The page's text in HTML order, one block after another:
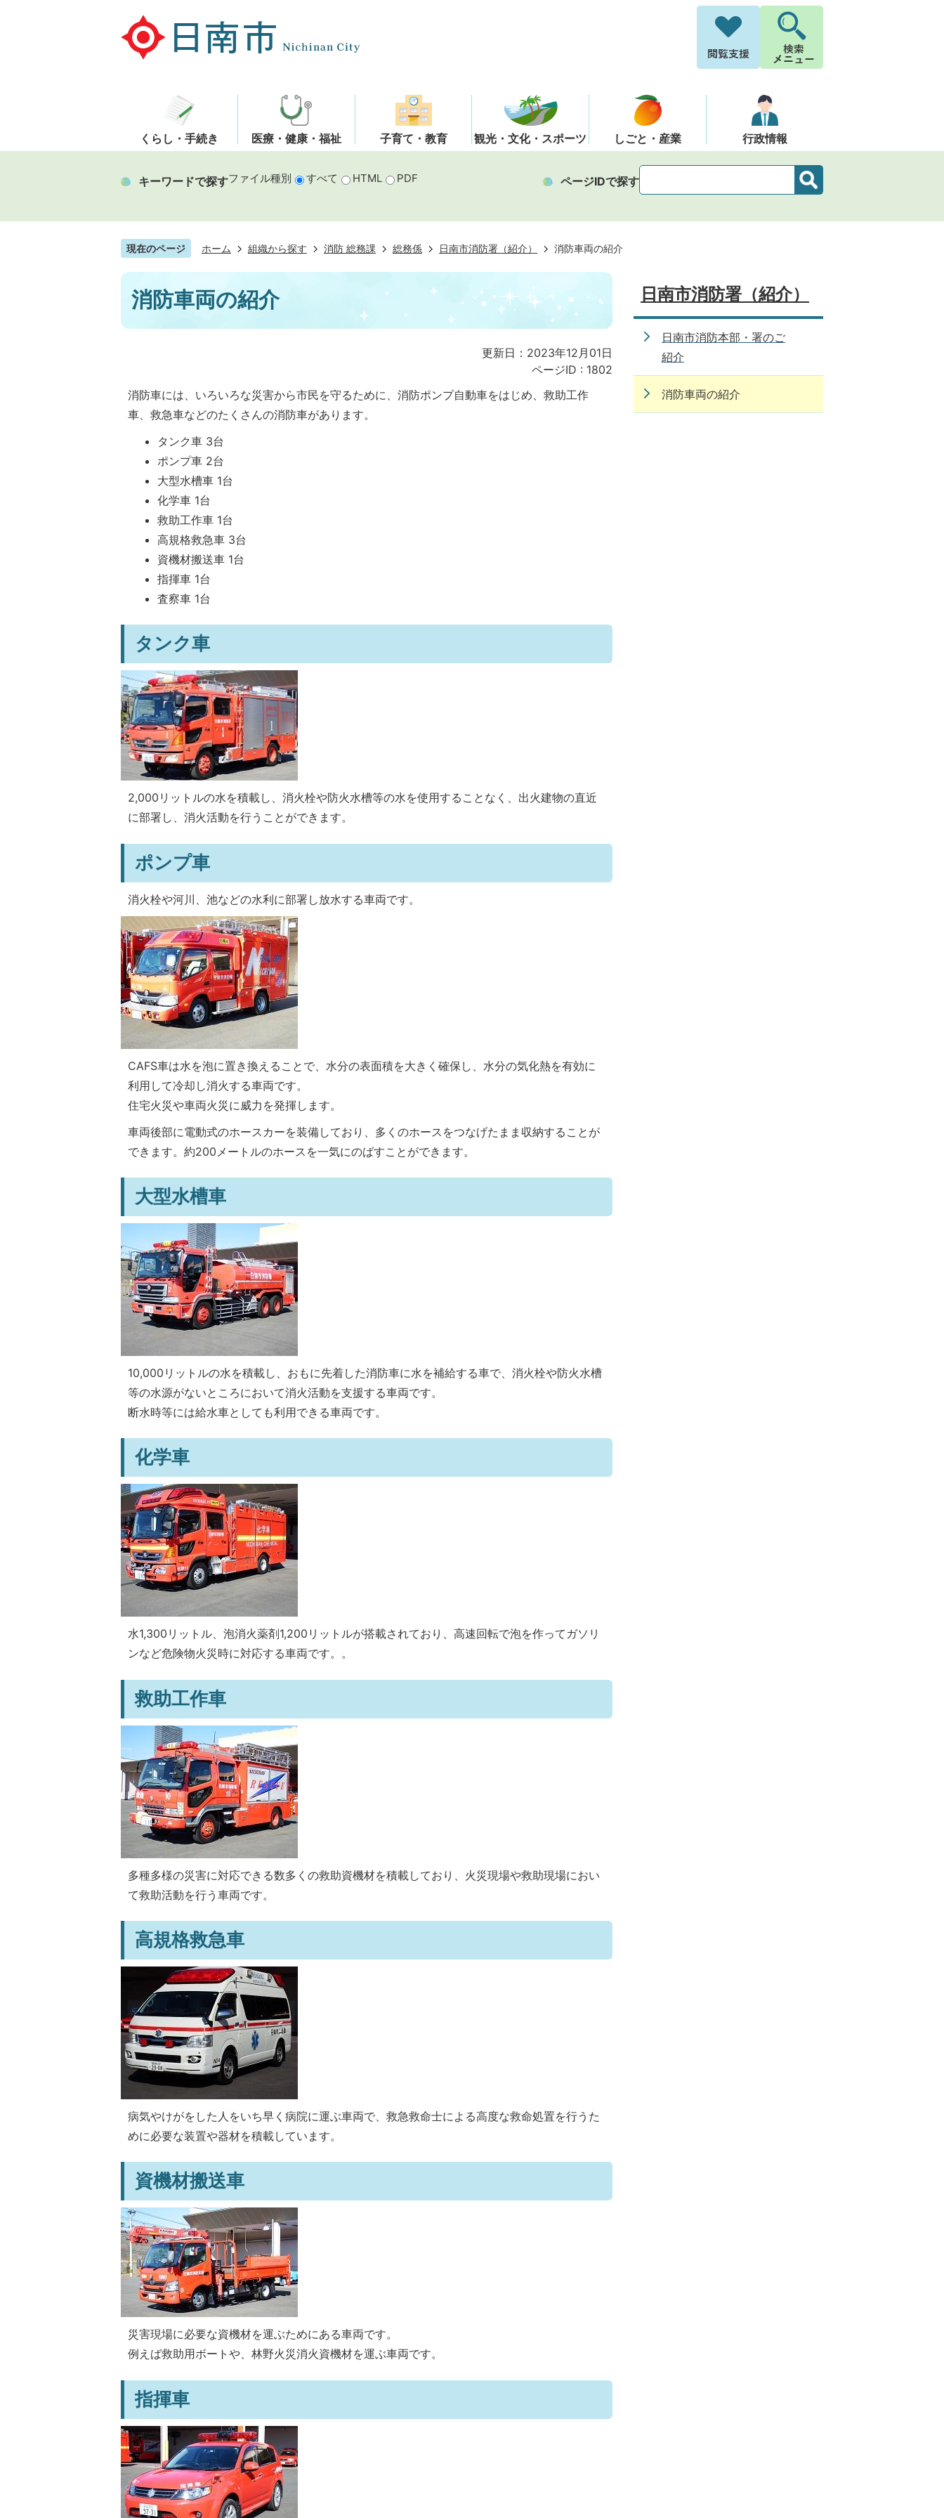
くらし・手続き 医療・健康・福祉 子育て・教育 観光・文化・スポーツ しごと・産業 行政情報
キーワードで探すファイル種別 すべて HTML PDF ページIDで探す
現在のページ ホーム 組織から探す 消防 総務課 総務係 日南市消防署（紹介） 消防車両の紹介
消防車両の紹介
更新日：2023年12月01日
ページID : 1802
消防車には、いろいろな災害から市民を守るために、消防ポンプ自動車をはじめ、救助工作
車、救急車などのたくさんの消防車があります。
タンク車 3台
ポンプ車 2台
大型水槽車 1台
化学車 1台
救助工作車 1台
高規格救急車 3台
資機材搬送車 1台
指揮車 1台
査察車 1台
タンク車
2,000リットルの水を積載し、消火栓や防火水槽等の水を使用することなく、出火建物の直近
に部署し、消火活動を行うことができます。
ポンプ車
消火栓や河川、池などの水利に部署し放水する車両です。
CAFS車は水を泡に置き換えることで、水分の表面積を大きく確保し、水分の気化熱を有効に
利用して冷却し消火する車両です。
住宅火災や車両火災に威力を発揮します。
車両後部に電動式のホースカーを装備しており、多くのホースをつなげたまま収納することが
できます。約200メートルのホースを一気にのばすことができます。
大型水槽車
10,000リットルの水を積載し、おもに先着した消防車に水を補給する車で、消火栓や防火水槽
等の水源がないところにおいて消火活動を支援する車両です。
断水時等には給水車としても利用できる車両です。
化学車
水1,300リットル、泡消火薬剤1,200リットルが搭載されており、高速回転で泡を作ってガソリ
ンなど危険物火災時に対応する車両です。。
救助工作車
多種多様の災害に対応できる数多くの救助資機材を積載しており、火災現場や救助現場におい
て救助活動を行う車両です。
高規格救急車
病気やけがをした人をいち早く病院に運ぶ車両で、救急救命士による高度な救命処置を行うた
めに必要な装置や器材を積載しています。
資機材搬送車
災害現場に必要な資機材を運ぶためにある車両です。
例えば救助用ボートや、林野火災消火資機材を運ぶ車両です。
指揮車
日南市消防署（紹介）
日南市消防本部・署のご
紹介
消防車両の紹介